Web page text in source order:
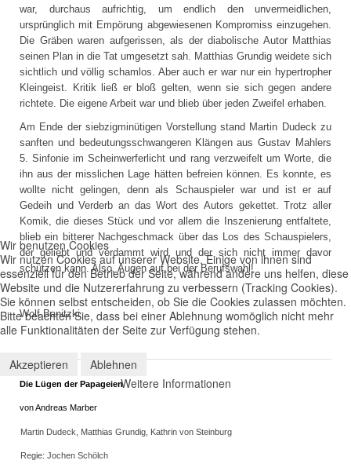
war, durchaus aufrichtig, um endlich den unvermeidlichen,
ursprünglich mit Empörung abgewiesenen Kompromiss einzugehen.
Die Gräben waren aufgerissen, als der diabolische Autor Matthias
seinen Plan in die Tat umgesetzt sah. Matthias Grundig weidete sich
sichtlich und völlig schamlos. Aber auch er war nur ein hypertropher
Kleingeist. Kritik ließ er bloß gelten, wenn sie sich gegen andere
richtete. Die eigene Arbeit war und blieb über jeden Zweifel erhaben.
Am Ende der siebzigminütigen Vorstellung stand Martin Dudeck zu
sanften und bedeutungsschwangeren Klängen aus Gustav Mahlers
5. Sinfonie im Scheinwerferlicht und rang verzweifelt um Worte, die
ihn aus der misslichen Lage hätten befreien können. Es konnte, es
wollte nicht gelingen, denn als Schauspieler war und ist er auf
Gedeih und Verderb an das Wort des Autors gekettet. Trotz aller
Komik, die dieses Stück und vor allem die Inszenierung entfaltete,
blieb ein bitterer Nachgeschmack über das Los des Schauspielers,
der geliebt und verdammt wird und der sich nicht immer davor
schützen kann. Also, Augen auf bei der Berufswahl!
Wolf Banitzki
Die Lügen der Papageien
vonAndreas Marber
Martin Dudeck, Matthias Grundig, Kathrin von Steinburg
Regie: Jochen Schölch
Wir benutzen Cookies
Wir nutzen Cookies auf unserer Website. Einige von ihnen sind
essenziell für den Betrieb der Seite, während andere uns helfen, diese
Website und die Nutzererfahrung zu verbessern (Tracking Cookies).
Sie können selbst entscheiden, ob Sie die Cookies zulassen möchten.
Bitte beachten Sie, dass bei einer Ablehnung womöglich nicht mehr
alle Funktionalitäten der Seite zur Verfügung stehen.
Akzeptieren
Ablehnen
Weitere Informationen